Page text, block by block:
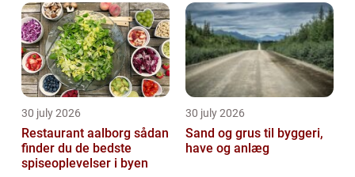
30 july 2026
Restaurant aalborg sådan
finder du de bedste
spiseoplevelser i byen
30 july 2026
Sand og grus til byggeri,
have og anlæg